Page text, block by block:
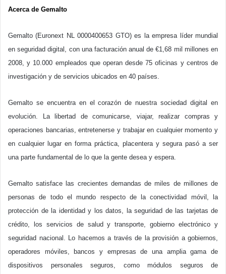
Acerca de Gemalto
Gemalto (Euronext NL 0000400653 GTO) es la empresa líder mundial
en seguridad digital, con una facturación anual de €1,68 mil millones en
2008, y 10.000 empleados que operan desde 75 oficinas y centros de
investigación y de servicios ubicados en 40 países.
Gemalto se encuentra en el corazón de nuestra sociedad digital en
evolución. La libertad de comunicarse, viajar, realizar compras y
operaciones bancarias, entretenerse y trabajar en cualquier momento y
en cualquier lugar en forma práctica, placentera y segura pasó a ser
una parte fundamental de lo que la gente desea y espera.
Gemalto satisface las crecientes demandas de miles de millones de
personas de todo el mundo respecto de la conectividad móvil, la
protección de la identidad y los datos, la seguridad de las tarjetas de
crédito, los servicios de salud y transporte, gobierno electrónico y
seguridad nacional. Lo hacemos a través de la provisión a gobiernos,
operadores móviles, bancos y empresas de una amplia gama de
dispositivos personales seguros, como módulos seguros de